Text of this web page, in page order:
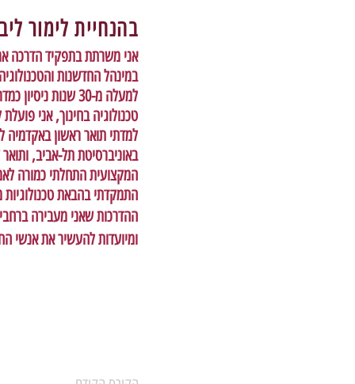
בהנחיית לימור
אני משרתת בתפקיד הדרכה
במינהל החדשנות
למעלה מ-30 שנות
טכנולוגיה בחינוך, אני
למדתי תואר ראשון באקדמיה
באוניברסיטת תל-אביב,
המקצועית התחלתי כמורה
התמקדתי בהבאת
ההדרכות שאני מעבירה
ומיועדות להעשיר את אנשי